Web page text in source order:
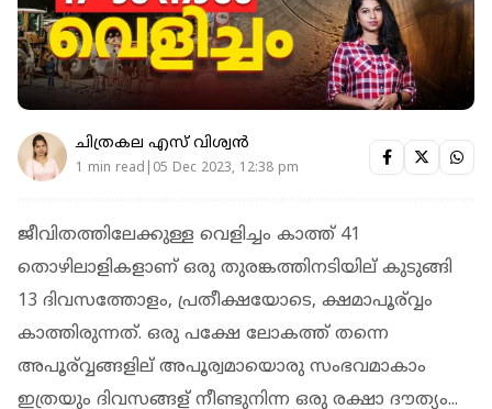
ചിത്രകല എസ് വിശ്വന്‍
1 min read|05 Dec 2023, 12:38 pm
ജീവിതത്തിലേക്കുള്ള വെളിച്ചം കാത്ത് 41
തൊഴിലാളികളാണ് ഒരു തുരങ്കത്തിനടിയില് കുടുങ്ങി
13 ദിവസത്തോളം, പ്രതീക്ഷയോടെ, ക്ഷമാപൂര്വ്വം
കാത്തിരുന്നത്. ഒരു പക്ഷേ ലോകത്ത് തന്നെ
അപൂര്വ്വങ്ങളില് അപൂര്വമായൊരു സംഭവമാകാം
ഇത്രയും ദിവസങ്ങള് നീണ്ടുനിന്ന ഒരു രക്ഷാ ദൗത്യം...